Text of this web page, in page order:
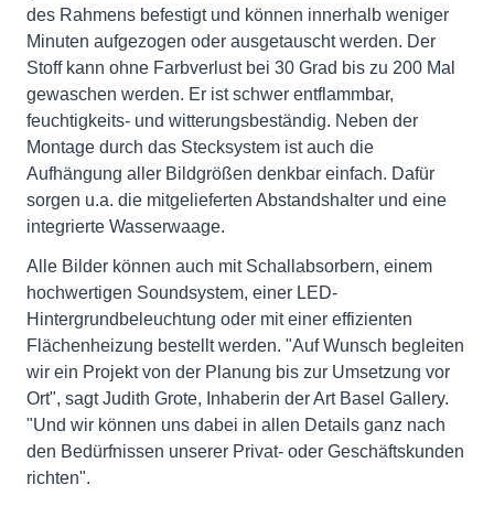
des Rahmens befestigt und können innerhalb weniger
Minuten aufgezogen oder ausgetauscht werden. Der
Stoff kann ohne Farbverlust bei 30 Grad bis zu 200 Mal
gewaschen werden. Er ist schwer entflammbar,
feuchtigkeits- und witterungsbeständig. Neben der
Montage durch das Stecksystem ist auch die
Aufhängung aller Bildgrößen denkbar einfach. Dafür
sorgen u.a. die mitgelieferten Abstandshalter und eine
integrierte Wasserwaage.
Alle Bilder können auch mit Schallabsorbern, einem
hochwertigen Soundsystem, einer LED-
Hintergrundbeleuchtung oder mit einer effizienten
Flächenheizung bestellt werden. "Auf Wunsch begleiten
wir ein Projekt von der Planung bis zur Umsetzung vor
Ort", sagt Judith Grote, Inhaberin der Art Basel Gallery.
"Und wir können uns dabei in allen Details ganz nach
den Bedürfnissen unserer Privat- oder Geschäftskunden
richten".